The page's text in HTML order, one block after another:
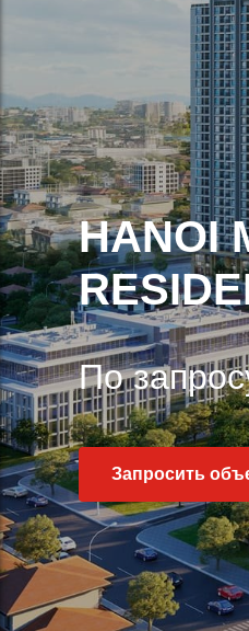
HANOI
По
Запросить